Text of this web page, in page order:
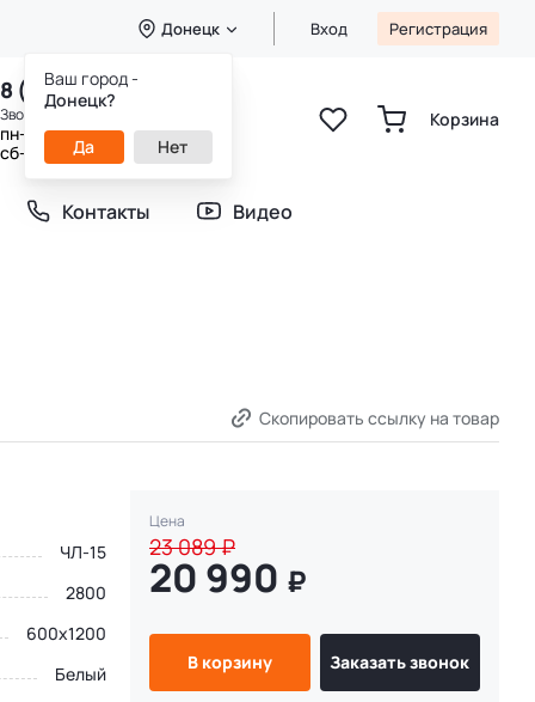
Донецк
Ваш город -
Донецк?
Да Нет
Вход Регистрация
8 (800) 333-49-25
Звонок бесплатный
пн-пт 8:00-20:00
сб-вс 9:00-20:00
Корзина
Контакты Видео
Скопировать ссылку на товар
ЧЛ-15
2800
600х1200
Белый
Цена
23 089₽
20 990 ₽
В корзину Заказать звонок